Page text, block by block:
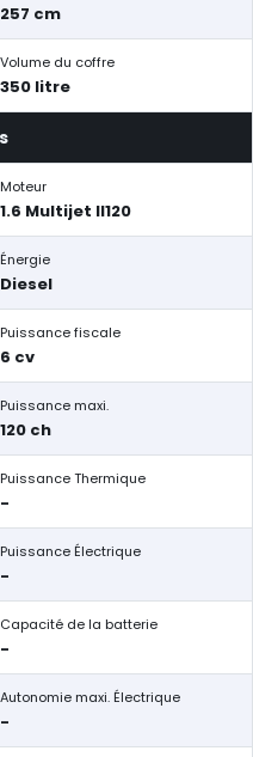
257 cm
Volume du coffre
350 litre
Moteur
1.6 Multijet II120
Énergie
Diesel
Puissance fiscale
6 cv
Puissance maxi.
120 ch
Puissance Thermique
-
Puissance Électrique
-
Capacité de la batterie
-
Autonomie maxi. Électrique
-